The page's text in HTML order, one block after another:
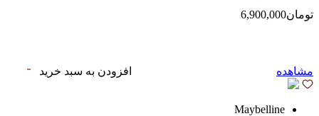
تومان6,900,000
مشاهده افزودن به سبد خرید
Maybelline